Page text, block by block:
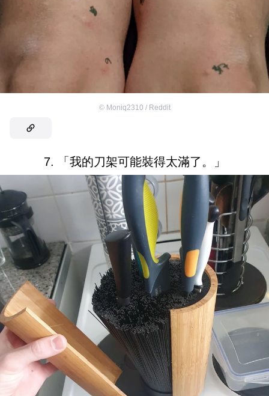
© Moniq2310 / Reddit
7. 「我的刀架可能裝得太滿了。」